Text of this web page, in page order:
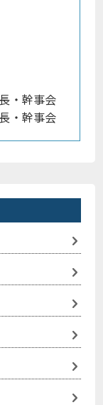
・幹事会
・幹事会